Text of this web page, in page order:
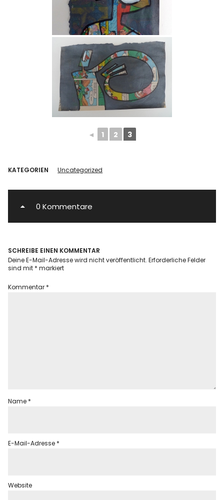
◄ 1 2 3
KATEGORIEN Uncategorized
0 Kommentare
SCHREIBE EINEN KOMMENTAR
Deine E-Mail-Adresse wird nicht veröffentlicht. Erforderliche Felder
sind mit * markiert
Kommentar *
Name *
E-Mail-Adresse *
Website